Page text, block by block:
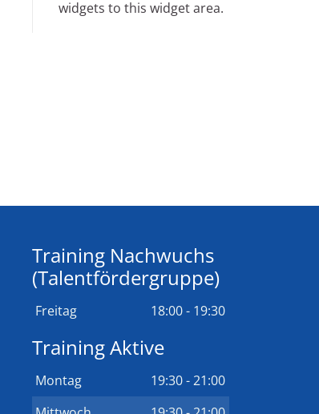
widgets to this widget area.
Training Nachwuchs
(Talentfördergruppe)
Freitag 18:00 - 19:30
Training Aktive
Montag
19:30 - 21:00